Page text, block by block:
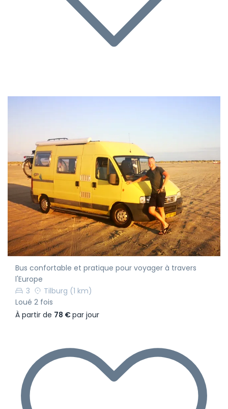
Bus confortable et pratique pour voyager à travers
l'Europe
3
Tilburg (1 km)
Loué 2 fois
À partir de 78 €par jour